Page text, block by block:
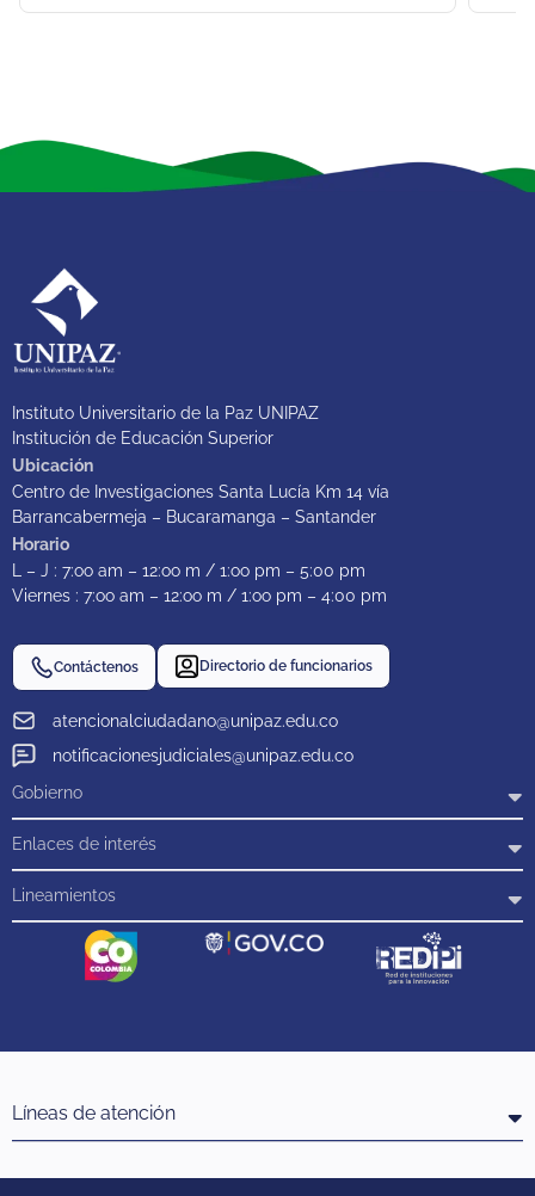
Instituto Universitario de la Paz UNIPAZ
Institución de Educación Superior
Ubicación
Centro de Investigaciones Santa Lucía Km 14 vía
Barrancabermeja – Bucaramanga – Santander
Horario
L – J : 7:oo am – 12:oo m / 1:oo pm – 5:00 pm
Viernes : 7:oo am – 12:oo m / 1:oo pm – 4:00 pm
atencionalciudadano@unipaz.edu.co
notificacionesjudiciales@unipaz.edu.co
Contáctenos Directorio de funcionarios
Gobierno
Enlaces de interés
Lineamientos
Líneas de atención